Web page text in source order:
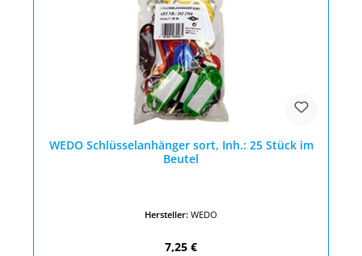
WEDO Schlüsselanhänger sort, Inh.: 25 Stück im
Beutel
Hersteller: WEDO
Regulärer Preis:
7,25 €